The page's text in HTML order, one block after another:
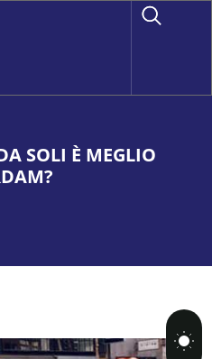
SOLI È MEGLIO